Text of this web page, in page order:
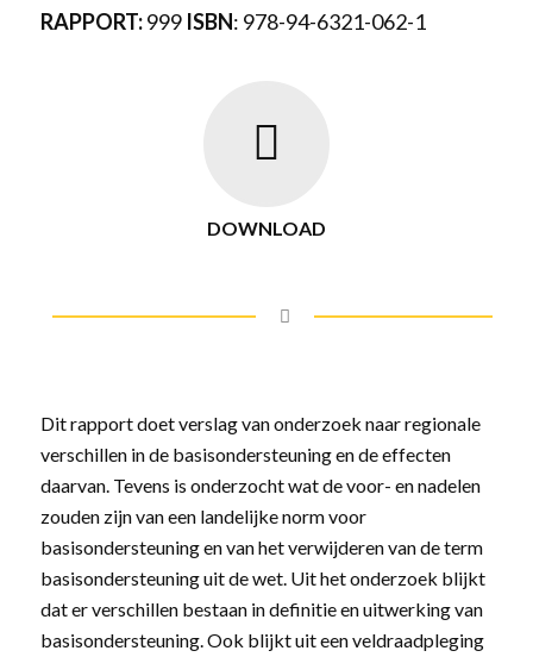
RAPPORT:999 ISBN: 978-94-6321-062-1
DOWNLOAD
Dit rapport doet verslag van onderzoek naar regionale
verschillen in de basisondersteuning en de effecten
daarvan. Tevens is onderzocht wat de voor- en nadelen
zouden zijn van een landelijke norm voor
basisondersteuning en van het verwijderen van de term
basisondersteuning uit de wet. Uit het onderzoek blijkt
dat er verschillen bestaan in definitie en uitwerking van
basisondersteuning. Ook blijkt uit een veldraadpleging